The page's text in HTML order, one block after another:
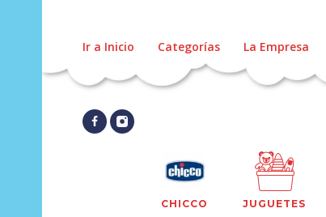
Ir a Inicio Categorías La Empresa
CHICCO JUGUETES